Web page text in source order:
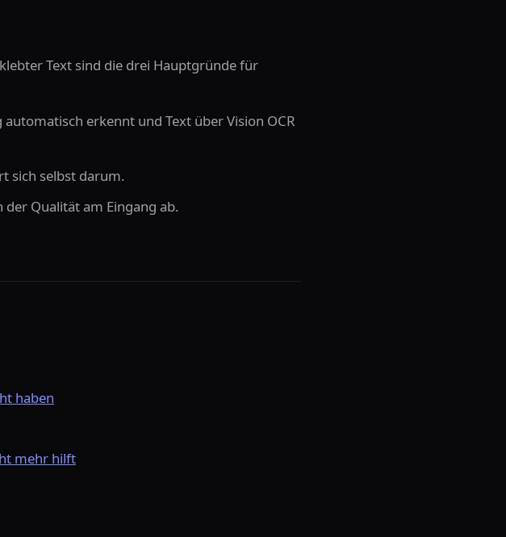
Text sind die drei Hauptgründe für
erkennt und Text über Vision OCR
sich selbst darum.
Qualität am Eingang ab.
haben
mehr hilft